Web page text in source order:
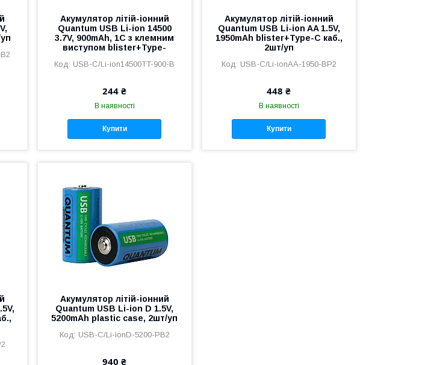
Акумулятор літій-іонний
Quantum USB Li-ion 14500
3.7V, 900mAh, 1С з клемним
виступом blister+Type-
USB-C/Li-ion14500TT-900-B
244 ₴
В наявності
Купити
Акумулятор літій-іонний
Quantum USB Li-ion AA 1.5V,
1950mAh blister+Type-C каб.,
2шт/уп
USB-C/Li-ionAA-1950-BP2
448 ₴
В наявності
Купити
Акумулятор літій-іонний
Quantum USB Li-ion D 1.5V,
5200mAh plastic case, 2шт/уп
USB-C/Li-ionD-5200-PB2
940 ₴